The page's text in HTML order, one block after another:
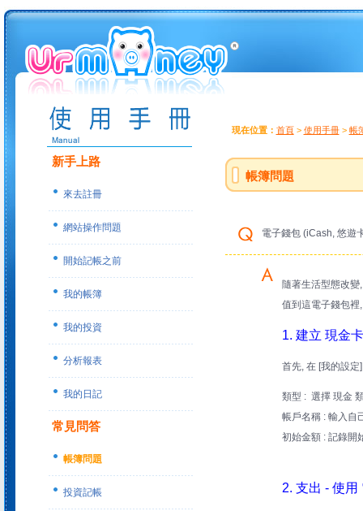
新手上路
來去註冊
網站操作問題
開始記帳之前
我的帳簿
我的投資
分析報表
我的日記
常見問答
帳簿問題
投資記帳
現在位置： 首頁> 使用手冊> 帳
帳簿問題
電子錢包 (iCash, 悠遊
隨著生活型態改
值到這電子錢包裡
1. 建立 現金
首先, 在 [我的設
類型 : 選擇 現金
帳戶名稱 : 輸入自
初始金額 : 記錄開
2. 支出 - 使用